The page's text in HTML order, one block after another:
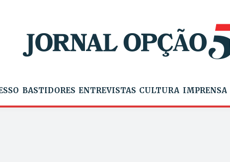
BASTIDORES ENTREVISTAS CULTURA IMPRENSA